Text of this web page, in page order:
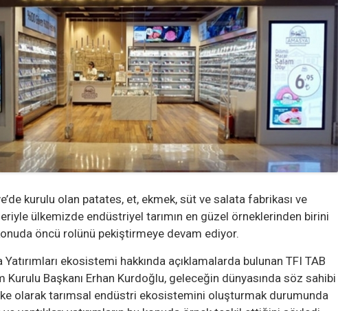
kurulu olan patates, et, ekmek, süt ve salata fabrikası ve
ülkemizde endüstriyel tarımın en güzel örneklerinden birini
öncü rolünü pekiştirmeye devam ediyor.
Yatırımları ekosistemi hakkında açıklamalarda bulunan TFI TAB
Kurulu Başkanı Erhan Kurdoğlu, geleceğin dünyasında söz sahibi
olarak tarımsal endüstri ekosistemini oluşturmak durumunda